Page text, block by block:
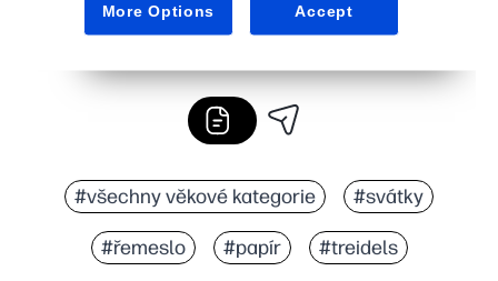
#všechny věkové kategorie #svátky
#řemeslo #papír #treidels
More Options Accept